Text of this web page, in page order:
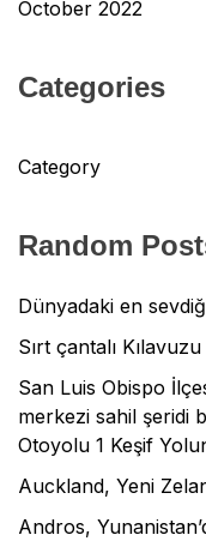
October 2022
Categories
Category
Random
Dünyadaki en
Sırt çantalı
San Luis Obispo
merkezi sahil şeridi
Otoyolu 1 Keşif
Auckland, Yeni
Andros,